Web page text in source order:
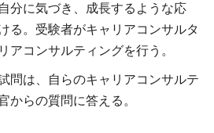
分に気づき、成長するような応
る。受験者がキャリアコンサルタ
アコンサルティングを行う。
問は、自らのキャリアコンサルテ
からの質問に答える。